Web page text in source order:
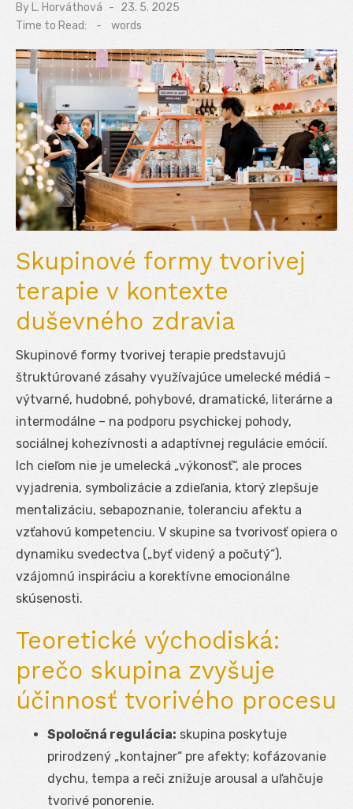
By L. Horváthová
Posted
on
23. 5. 2025
Time to Read:
- words
Skupinové formy tvorivej
terapie v kontexte
duševného zdravia
Skupinové formy tvorivej terapie predstavujú
štruktúrované zásahy využívajúce umelecké médiá –
výtvarné, hudobné, pohybové, dramatické, literárne a
intermodálne – na podporu psychickej pohody,
sociálnej kohezívnosti a adaptívnej regulácie emócií.
Ich cieľom nie je umelecká „výkonosť“, ale proces
vyjadrenia, symbolizácie a zdieľania, ktorý zlepšuje
mentalizáciu, sebapoznanie, toleranciu afektu a
vzťahovú kompetenciu. V skupine sa tvorivosť opiera o
dynamiku svedectva („byť videný a počutý“),
vzájomnú inspiráciu a korektívne emocionálne
skúsenosti.
Teoretické východiská:
prečo skupina zvyšuje
účinnosť tvorivého procesu
Spoločná regulácia: skupina poskytuje
prirodzený „kontajner“ pre afekty; kofázovanie
dychu, tempa a reči znižuje arousal a uľahčuje
tvorivé ponorenie.